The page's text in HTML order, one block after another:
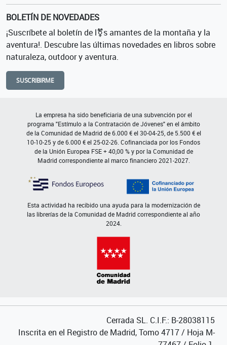
BOLETÍN DE NOVEDADES
¡Suscríbete al boletín de l⚧s amantes de la montaña y la
aventura!. Descubre las últimas novedades en libros sobre
naturaleza, outdoor y aventura.
SUSCRIBIRME
La empresa ha sido beneficiaria de una subvención por el
programa "Estímulo a la Contratación de Jóvenes" en el ámbito
de la Comunidad de Madrid de 6.000 € el 30-04-25, de 5.500 € el
10-10-25 y de 6.000 € el 25-02-26. Cofinanciada por los Fondos
de la Unión Europea FSE + 40,00 % y por la Comunidad de
Madrid correspondiente al marco financiero 2021-2027.
Esta actividad ha recibido una ayuda para la modernización de
las librerías de la Comunidad de Madrid correspondiente al año
2024.
Cerrada SL. C.I.F.: B-28038115
Inscrita en el Registro de Madrid, Tomo 4717 / Hoja M-